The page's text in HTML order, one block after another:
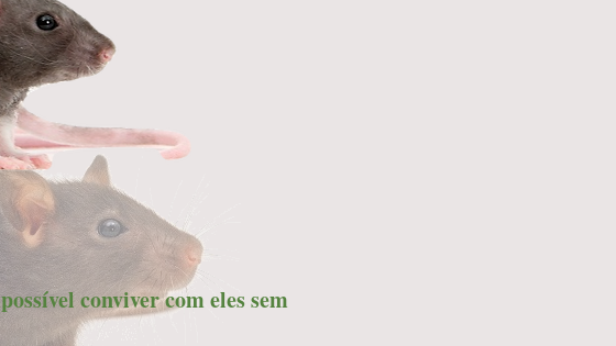
conviver com eles sem